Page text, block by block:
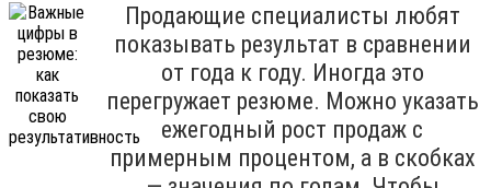
Продающие специалисты любят
показывать результат в сравнении
от года к году. Иногда это
перегружает резюме. Можно указать
ежегодный рост продаж с
примерным процентом, а в скобках